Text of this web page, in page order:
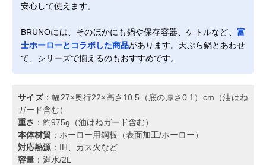
安心して使えます。
BRUNOには、そのほかにも鍋や保存容器、ケトルなど、 富
士ホーローとコラボした商品があります。天ぷら鍋とあわせ
て、シリーズで揃えるのもおすすめです。
サイズ：幅27×奥行22×高さ10.5（底の厚さ0.1）cm（油はね
ガード含む）
重さ ：約975g（油はねガード含む）
本体材質 ：ホーロー用鋼板（表面加工/ホーロー）
対応熱源 ：IH、ガス火など
容量 ：満水/2L